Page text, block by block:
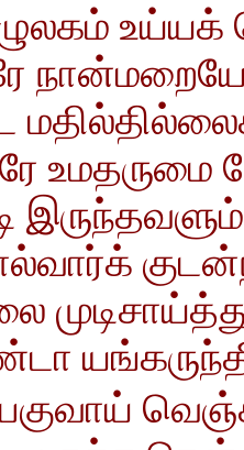
உமதருமை
பகுவாய்